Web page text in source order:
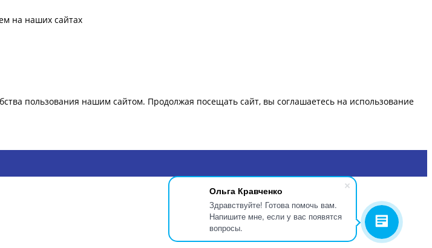
Ольга Кравченко
Здравствуйте! Готова помочь вам.
Напишите мне, если у вас появятся
вопросы.
на наших сайтах
пользования нашим сайтом. Продолжая посещать сайт, вы соглашаетесь на использование